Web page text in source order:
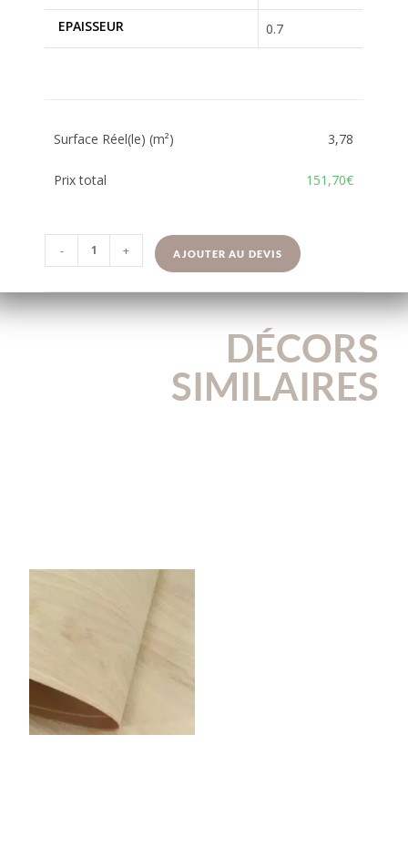
EPAISSEUR 0.7
Surface Réel(le) (m²) 3,78
Prix total 151,70€
- + AJOUTER AU DEVIS
DÉCORS
SIMILAIRES